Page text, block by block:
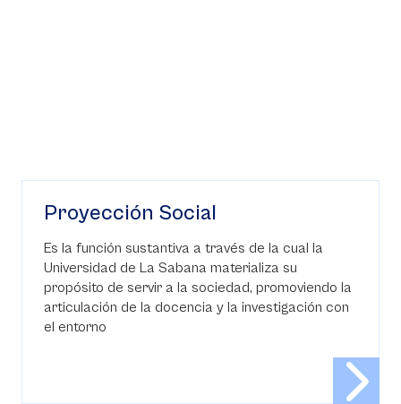
Proyección Social
Es la función sustantiva a través de la cual la
Universidad de La Sabana materializa su
propósito de servir a la sociedad, promoviendo la
articulación de la docencia y la investigación con
el entorno